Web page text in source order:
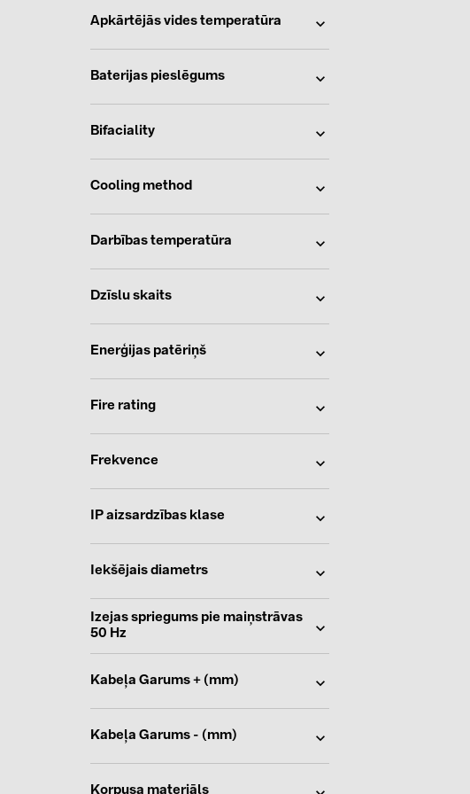
Apkārtējās vides temperatūra
Baterijas pieslēgums
Bifaciality
Cooling method
Darbības temperatūra
Dzīslu skaits
Enerģijas patēriņš
Fire rating
Frekvence
IP aizsardzības klase
Iekšējais diametrs
Izejas spriegums pie maiņstrāvas
50 Hz
Kabeļa Garums + (mm)
Kabeļa Garums - (mm)
Korpusa materiāls